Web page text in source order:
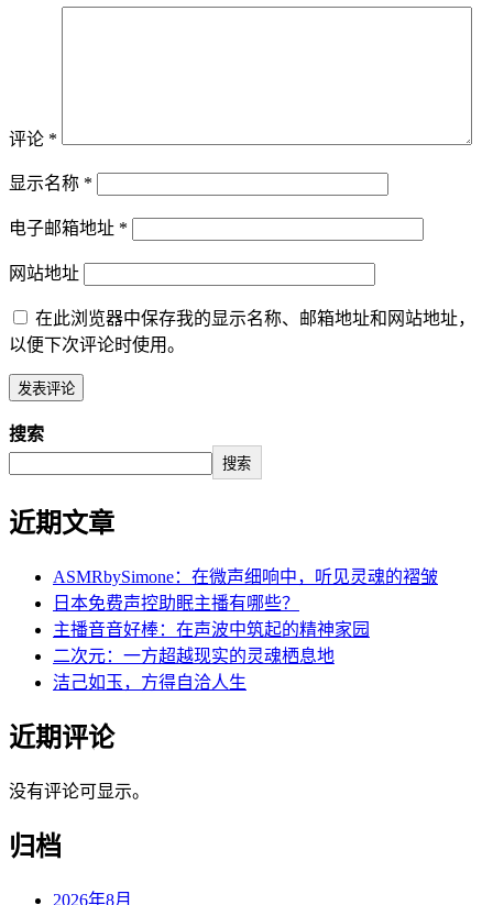
评论 *
显示名称 *
电子邮箱地址 *
网站地址
在此浏览器中保存我的显示名称、邮箱地址和网站地址，
以便下次评论时使用。
搜索
搜索
近期文章
ASMRbySimone：在微声细响中，听见灵魂的褶皱
日本免费声控助眠主播有哪些？
主播音音好棒：在声波中筑起的精神家园
二次元：一方超越现实的灵魂栖息地
洁己如玉，方得自洽人生
近期评论
没有评论可显示。
归档
2026年8月